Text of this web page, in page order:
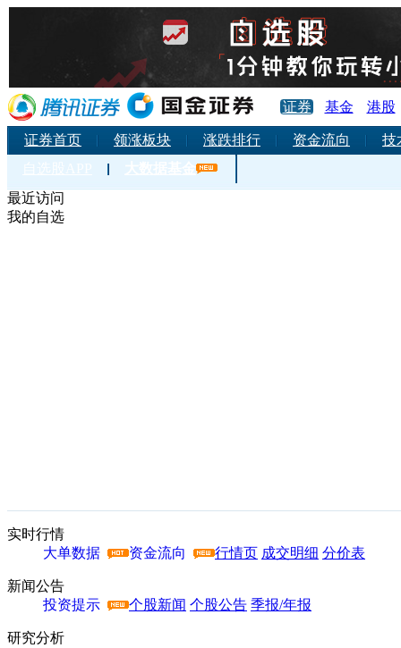
证券 基金 港股
腾讯网仅为信息发布平台，并不
证券首页 领涨板块 涨跌排行 资金流向
技
自选股APP
大数据基金
最近访问
我的自选
实时行情
行情页 成交明细 分价表
大单数据 资金流向
新闻公告
个股新闻 个股公告
投资提示 季报/年报
研究分析